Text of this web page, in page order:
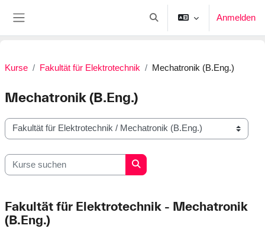
Sucheingabe umschalten
Anmelden
Kurse Fakultät für Elektrotechnik Mechatronik (B.Eng.)
Mechatronik (B.Eng.)
Kursbereiche
Kurse suchen
Kurse suchen
Fakultät für Elektrotechnik - Mechatronik
(B.Eng.)